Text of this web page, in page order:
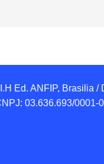
Ed. ANFIP, Brasilia
03.636.693/0001-